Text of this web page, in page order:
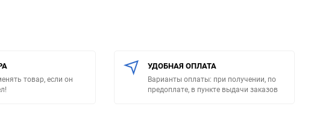
товар, если он
УДОБНАЯ ОПЛАТА
Варианты оплаты: при получении, по
предоплате, в пункте выдачи заказов